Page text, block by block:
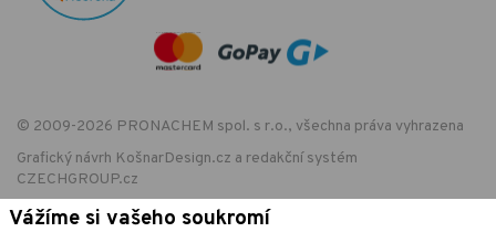
© 2009-2026 PRONACHEM spol. s r.o., všechna práva vyhrazena
Grafický návrh KošnarDesign.cz a redakční systém
CZECHGROUP.cz
Vážíme si vašeho soukromí